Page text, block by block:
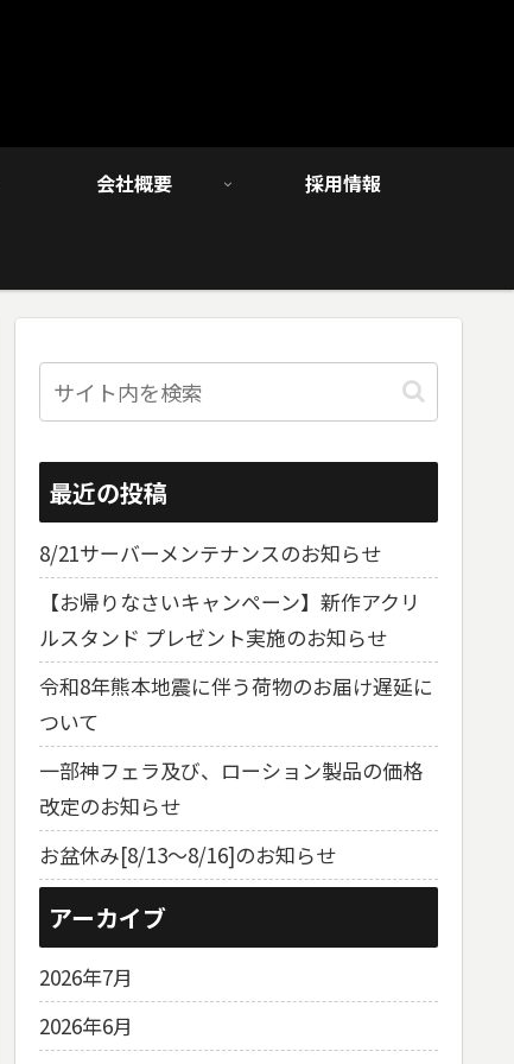
会社概要 採用情報
最近の投稿
8/21サーバーメンテナンスのお知らせ
【お帰りなさいキャンペーン】新作アクリ
ルスタンド プレゼント実施のお知らせ
令和8年熊本地震に伴う荷物のお届け遅延に
ついて
一部神フェラ及び、ローション製品の価格
改定のお知らせ
お盆休み[8/13～8/16]のお知らせ
アーカイブ
2026年7月
2026年6月